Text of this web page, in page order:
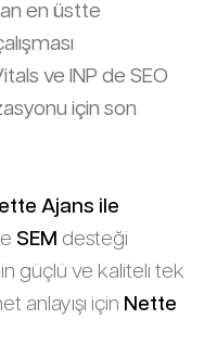
en üstte
ve INP de SEO
için son
Ajans ile
SEM desteği
güçlü ve kaliteli tek
anlayışı için Nette